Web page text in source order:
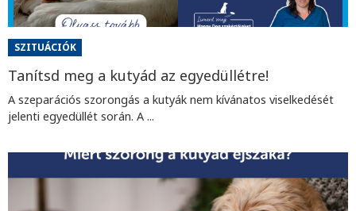
SZITUÁCIÓK
Tanítsd meg a kutyád az egyedüllétre!
A szeparációs szorongás a kutyák nem kívánatos viselkedését
jelenti egyedüllét során. A ...